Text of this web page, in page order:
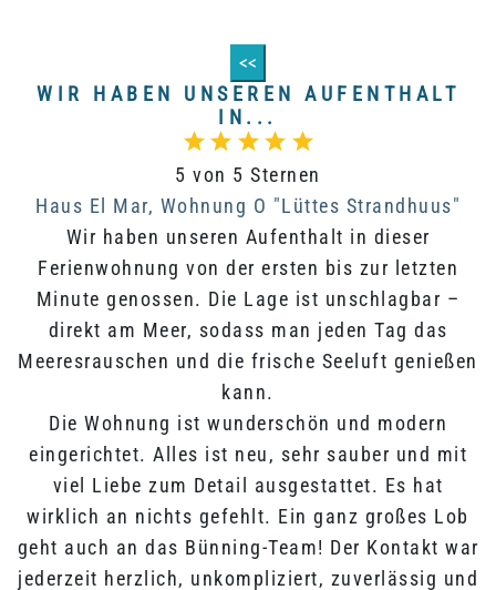
<<
WIR HABEN UNSEREN AUFENTHALT
IN...
5 von 5 Sternen
Haus El Mar, Wohnung O "Lüttes Strandhuus"
Wir haben unseren Aufenthalt in dieser
Ferienwohnung von der ersten bis zur letzten
Minute genossen. Die Lage ist unschlagbar –
direkt am Meer, sodass man jeden Tag das
Meeresrauschen und die frische Seeluft genießen
kann.
Die Wohnung ist wunderschön und modern
eingerichtet. Alles ist neu, sehr sauber und mit
viel Liebe zum Detail ausgestattet. Es hat
wirklich an nichts gefehlt. Ein ganz großes Lob
geht auch an das Bünning-Team! Der Kontakt war
jederzeit herzlich, unkompliziert, zuverlässig und